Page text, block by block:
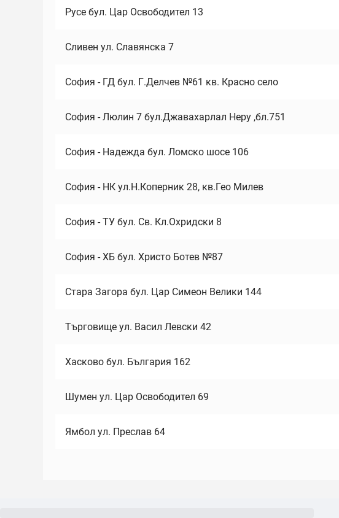
Русе бул. Цар Освободител 13
Сливен ул. Славянска 7
София - ГД бул. Г.Делчев №61 кв. Красно село
София - Люлин 7 бул.Джавахарлал Неру ,бл.751
София - Надежда бул. Ломско шосе 106
София - НК ул.Н.Коперник 28, кв.Гео Милев
София - ТУ бул. Св. Кл.Охридски 8
София - ХБ бул. Христо Ботев №87
Стара Загора бул. Цар Симеон Велики 144
Търговище ул. Васил Левски 42
Хасково бул. България 162
Шумен ул. Цар Освободител 69
Ямбол ул. Преслав 64